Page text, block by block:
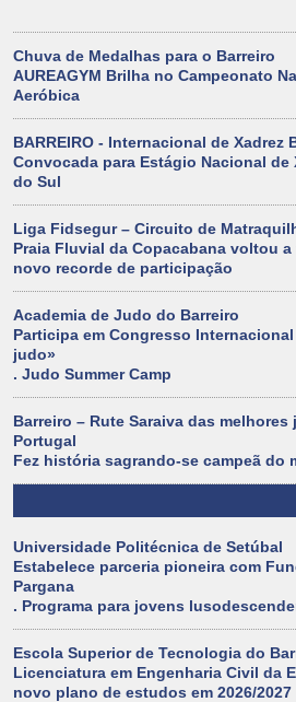
Chuva de Medalhas para o Barreiro
AUREAGYM Brilha no Campeonato
Aeróbica
BARREIRO - Internacional de Xadrez
Convocada para Estágio Nacional de
do Sul
Liga Fidsegur – Circuito de
Praia Fluvial da Copacabana voltou
novo recorde de participação
Academia de Judo do Barreiro
Participa em Congresso
judo»
. Judo Summer Camp
Barreiro – Rute Saraiva das
Portugal
Fez história sagrando-se campeã do
Universidade Politécnica de Setúbal
Estabelece parceria pioneira com
Pargana
. Programa para jovens
Escola Superior de Tecnologia do
Licenciatura em Engenharia Civil da
novo plano de estudos em 2026/2027